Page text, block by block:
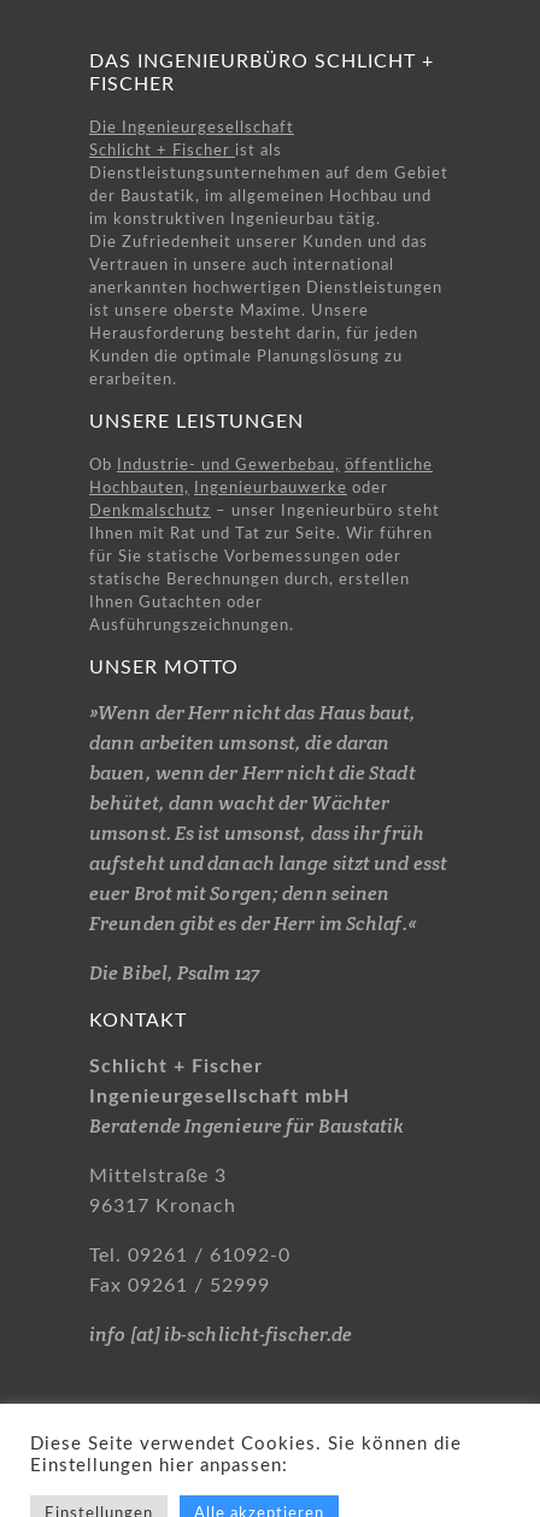
DAS INGENIEURBÜRO SCHLICHT +
FISCHER
Die Ingenieurgesellschaft
Schlicht + Fischer ist als
Dienstleistungsunternehmen auf dem Gebiet
der Baustatik, im allgemeinen Hochbau und
im konstruktiven Ingenieurbau tätig.
Die Zufriedenheit unserer Kunden und das
Vertrauen in unsere auch international
anerkannten hochwertigen Dienstleistungen
ist unsere oberste Maxime. Unsere
Herausforderung besteht darin, für jeden
Kunden die optimale Planungslösung zu
erarbeiten.
UNSERE LEISTUNGEN
Ob Industrie- und Gewerbebau, öffentliche
Hochbauten,
Ingenieurbauwerke oder
Denkmalschutz – unser Ingenieurbüro steht
Ihnen mit Rat und Tat zur Seite. Wir führen
für Sie statische Vorbemessungen oder
statische Berechnungen durch, erstellen
Ihnen Gutachten oder
Ausführungszeichnungen.
UNSER MOTTO
»Wenn der Herr nicht das Haus baut,
dann arbeiten umsonst, die daran
bauen, wenn der Herr nicht die Stadt
behütet, dann wacht der Wächter
umsonst. Es ist umsonst, dass ihr früh
aufsteht und danach lange sitzt und esst
euer Brot mit Sorgen; denn seinen
Freunden gibt es der Herr im Schlaf.«
Die Bibel, Psalm 127
KONTAKT
Schlicht + Fischer
Ingenieurgesellschaft mbH
Beratende Ingenieure für Baustatik
Mittelstraße 3
96317 Kronach
Tel. 09261 / 61092-0
Fax 09261 / 52999
info [at] ib-schlicht-fischer.de
© Schlicht + Fischer
Ingenieurgesellschaft |
Diese Seite verwendet Cookies. Sie können die
Einstellungen hier anpassen: